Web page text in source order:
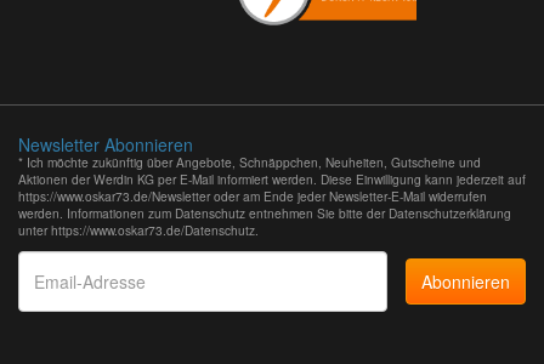
Newsletter Abonnieren
* Ich möchte zukünftig über Angebote, Schnäppchen, Neuheiten, Gutscheine und
Aktionen der Werdin KG per E-Mail informiert werden. Diese Einwilligung kann jederzeit auf
https://www.oskar73.de/Newsletter oder am Ende jeder Newsletter-E-Mail widerrufen
werden. Informationen zum Datenschutz entnehmen Sie bitte der Datenschutzerklärung
unter https://www.oskar73.de/Datenschutz.
Email-
Adresse
Abonnieren